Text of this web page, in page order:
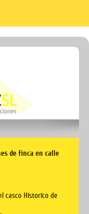
de finca en calle
Historico de